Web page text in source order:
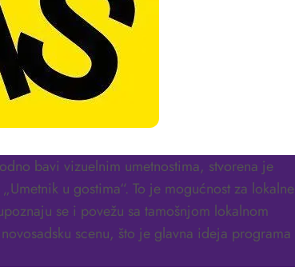
bavi vizuelnim umetnostima, stvorena je
u gostima“. To je mogućnost za lokalne
se i povežu sa tamošnjom lokalnom
scenu, što je glavna ideja programa